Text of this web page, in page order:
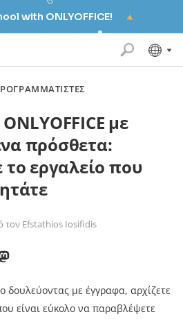
with ONLYOFFICE!
με
πρόσθετα:
εργαλείο που
τον Efstathios Iosifidis
δουλεύοντας με έγγραφα, αρχίζετε
είναι εύκολο να παραβλέψετε